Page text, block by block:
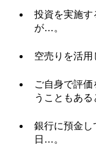
投資を実施す
が…。
空売りを活
ご自身で評
うこともあ
銀行に預金し
日…。